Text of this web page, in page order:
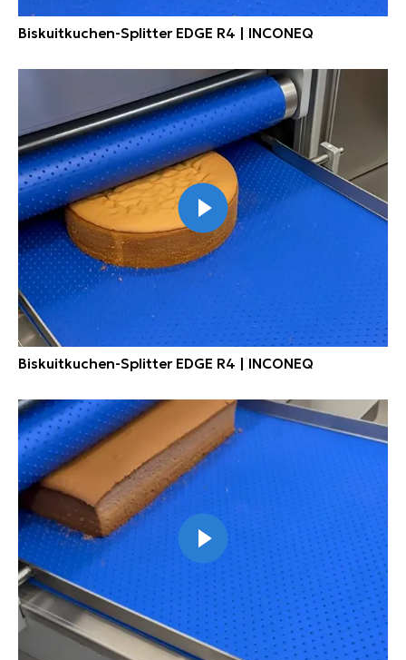
Biskuitkuchen-Splitter EDGE R4 | INCONEQ
Biskuitkuchen-Splitter EDGE R4 | INCONEQ